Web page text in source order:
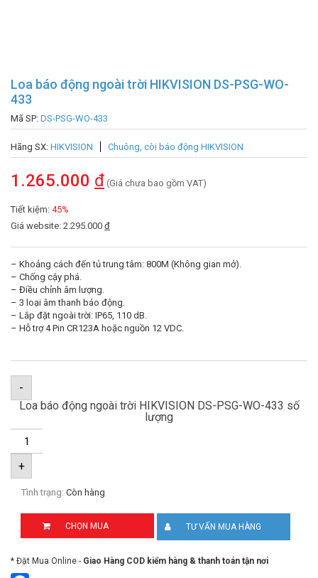
Loa báo động ngoài trời HIKVISION DS-PSG-WO-
433
Mã SP: DS-PSG-WO-433
Hãng SX: HIKVISION Chuông, còi báo động HIKVISION
1.265.000 đ (Giá chưa bao gồm VAT)
Tiết kiệm: 45%
Giá website: 2.295.000 đ
– Khoảng cách đến tủ trung tâm: 800M (Không gian mở).
– Chống cậy phá.
– Điều chỉnh âm lượng.
– 3 loại âm thanh báo động.
– Lắp đặt ngoài trời: IP65, 110 dB.
– Hỗ trợ 4 Pin CR123A hoặc nguồn 12 VDC.
-
Loa báo động ngoài trời HIKVISION DS-PSG-WO-433 số
lượng
+
Tình trạng: Còn hàng
CHỌN MUA TƯ VẤN MUA HÀNG
* Đặt Mua Online - Giao Hàng COD kiểm hàng & thanh toán tận nơi